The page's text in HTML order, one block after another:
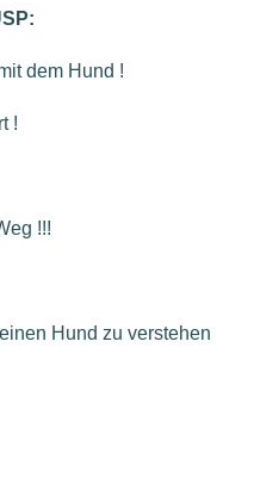
dem Hund !
!
!!!
Hund zu verstehen